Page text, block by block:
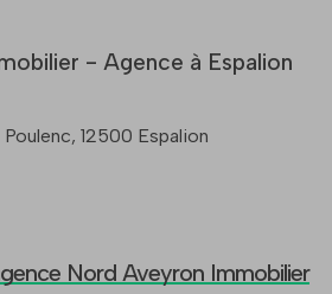
- Agence à Espalion
12500 Espalion
Nord Aveyron Immobilier